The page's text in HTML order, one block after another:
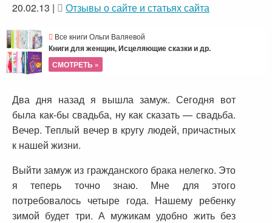
20.02.13 | Отзывы о сайте и статьях сайта
Все книги Ольги Валяевой
Книги для женщин, Исцеляющие сказки и др.
СМОТРЕТЬ »
Два дня назад я вышла замуж. Сегодня вот
была как-бы свадьба, ну как сказать — свадьба.
Вечер. Теплый вечер в кругу людей, причастных
к нашей жизни.
Выйти замуж из гражданского брака нелегко. Это
я теперь точно знаю. Мне для этого
потребовалось четыре года. Нашему ребенку
зимой будет три. А мужикам удобно жить без